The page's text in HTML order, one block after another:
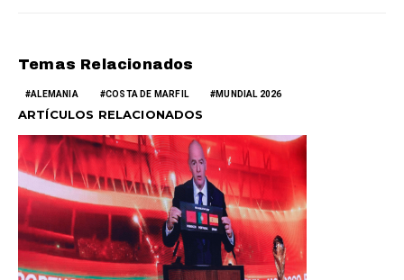
Temas Relacionados
ALEMANIA COSTA DE MARFIL MUNDIAL 2026
ARTÍCULOS RELACIONADOS